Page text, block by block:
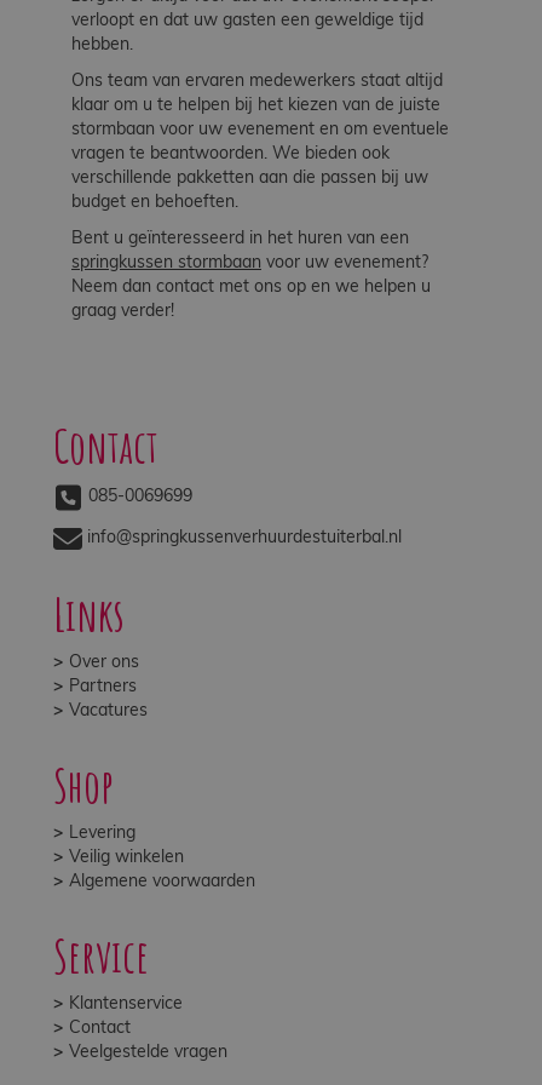
verloopt en dat uw gasten een geweldige tijd
hebben.
Ons team van ervaren medewerkers staat altijd
klaar om u te helpen bij het kiezen van de juiste
stormbaan voor uw evenement en om eventuele
vragen te beantwoorden. We bieden ook
verschillende pakketten aan die passen bij uw
budget en behoeften.
Bent u geïnteresseerd in het huren van een
springkussen stormbaan voor uw evenement?
Neem dan contact met ons op en we helpen u
graag verder!
Contact
085-0069699
info@springkussenverhuurdestuiterbal.nl
Links
Over ons
Partners
Vacatures
Shop
Levering
Veilig winkelen
Algemene voorwaarden
Service
Klantenservice
Contact
Veelgestelde vragen